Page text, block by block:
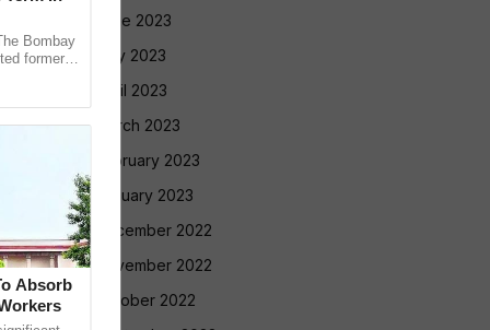
June 2023
May 2023
April 2023
March 2023
February 2023
January 2023
December 2022
November 2022
October 2022
Bombay
former
Absorb